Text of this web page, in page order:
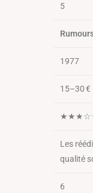
5
1977
15–30 €
Les
qualité
6